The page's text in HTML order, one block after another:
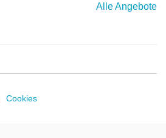
Alle Angebote
Cookies